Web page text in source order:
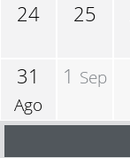
24 25
31
Ago
1 Sep